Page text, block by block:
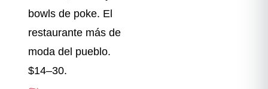
bowls de poke. El
restaurante más de
moda del pueblo.
$14–30.